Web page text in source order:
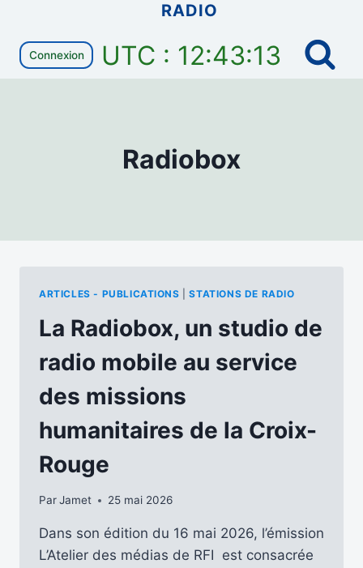
RADIO
Connexion UTC : 12:43:13
Radiobox
ARTICLES - PUBLICATIONS |STATIONS DE RADIO
La Radiobox, un studio de
radio mobile au service
des missions
humanitaires de la Croix-
Rouge
ParJamet 25 mai 2026
Dans son édition du 16 mai 2026, l’émission
L’Atelier des médias de RFI est consacrée